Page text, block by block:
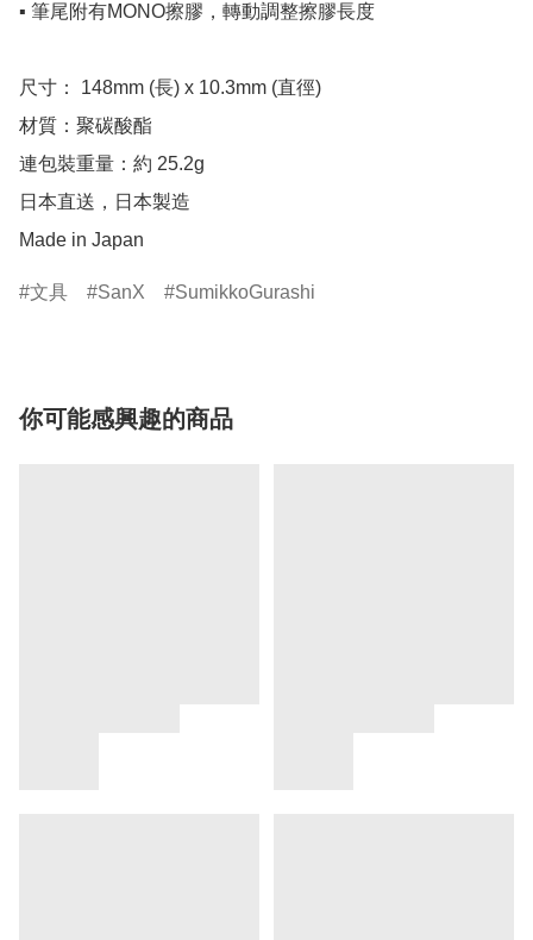
▪️ 筆尾附有MONO擦膠，轉動調整擦膠長度
尺寸： 148mm (長) x 10.3mm (直徑)
材質：聚碳酸酯
連包裝重量：約 25.2g
日本直送，日本製造
Made in Japan
文具 SanX SumikkoGurashi
你可能感興趣的商品